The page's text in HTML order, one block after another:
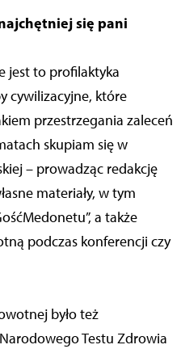
się pani
jest to profilaktyka
cywilizacyjne, które
przestrzegania zaleceń
skupiam się w
– prowadząc redakcję
materiały, w tym
a także
podczas konferencji czy
było też
Testu Zdrowia